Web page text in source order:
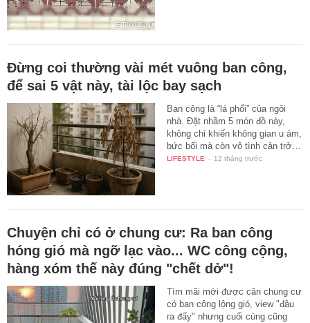
Đừng coi thường vài mét vuông ban công,
để sai 5 vật này, tài lộc bay sạch
Ban công là “lá phổi” của ngôi
nhà. Đặt nhầm 5 món đồ này,
không chỉ khiến không gian u ám,
bức bối mà còn vô tình cản trở…
LIFESTYLE - 12 tháng trước
Chuyện chỉ có ở chung cư: Ra ban công
hóng gió mà ngỡ lạc vào... WC công cộng,
hàng xóm thế này đúng "chết dở"!
Tìm mãi mới được căn chung cư
có ban công lộng gió, view "đâu
ra đấy" nhưng cuối cùng cũng